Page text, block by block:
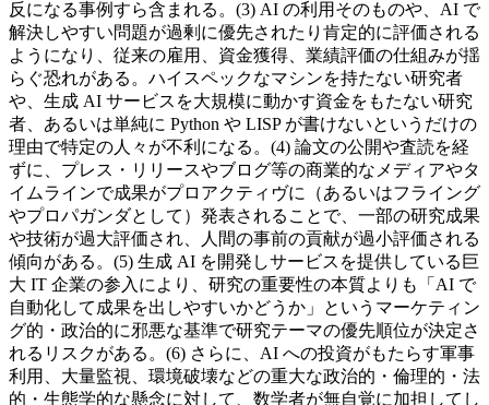
反になる事例すら含まれる。(3) AI の利用そのものや、AI で
解決しやすい問題が過剰に優先されたり肯定的に評価される
ようになり、従来の雇用、資金獲得、業績評価の仕組みが揺
らぐ恐れがある。ハイスペックなマシンを持たない研究者
や、生成 AI サービスを大規模に動かす資金をもたない研究
者、あるいは単純に Python や LISP が書けないというだけの
理由で特定の人々が不利になる。(4) 論文の公開や査読を経
ずに、プレス・リリースやブログ等の商業的なメディアやタ
イムラインで成果がプロアクティヴに（あるいはフライング
やプロパガンダとして）発表されることで、一部の研究成果
や技術が過大評価され、人間の事前の貢献が過小評価される
傾向がある。(5) 生成 AI を開発しサービスを提供している巨
大 IT 企業の参入により、研究の重要性の本質よりも「AI で
自動化して成果を出しやすいかどうか」というマーケティン
グ的・政治的に邪悪な基準で研究テーマの優先順位が決定さ
れるリスクがある。(6) さらに、AI への投資がもたらす軍事
利用、大量監視、環境破壊などの重大な政治的・倫理的・法
的・生態学的な懸念に対して、数学者が無自覚に加担してし